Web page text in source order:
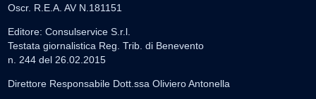
Oscr. R.E.A. AV N.181151
Editore: Consulservice S.r.l.
Testata giornalistica Reg. Trib. di Benevento
n. 244 del 26.02.2015
Direttore Responsabile Dott.ssa Oliviero Antonella